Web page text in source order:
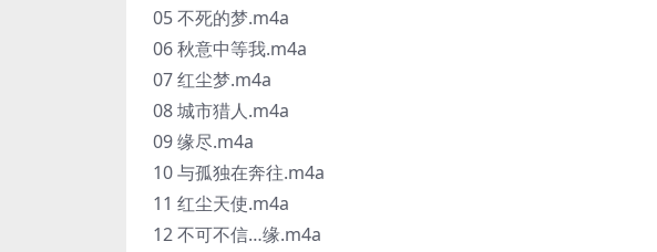
05 不死的梦.m4a
06 秋意中等我.m4a
07 红尘梦.m4a
08 城市猎人.m4a
09 缘尽.m4a
10 与孤独在奔往.m4a
11 红尘天使.m4a
12 不可不信…缘.m4a